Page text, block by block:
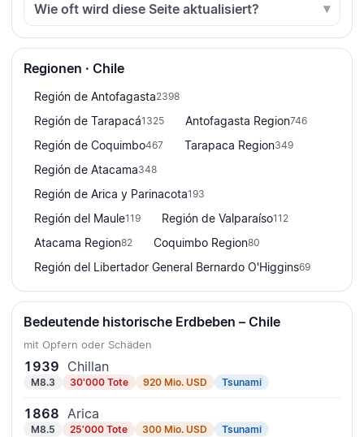
Wie oft wird diese Seite aktualisiert?
Regionen · Chile
Región de Antofagasta2398
Región de Tarapacá1325 Antofagasta Region746
Región de Coquimbo467 Tarapaca Region349
Región de Atacama348
Región de Arica y Parinacota193
Región del Maule119 Región de Valparaíso112
Atacama Region82 Coquimbo Region80
Región del Libertador General Bernardo O'Higgins69
Bedeutende historische Erdbeben – Chile
mit Opfern oder Schäden
1939 Chillan
M8.3 30'000 Tote 920 Mio. USD Tsunami
1868 Arica
M8.5 25'000 Tote 300 Mio. USD Tsunami